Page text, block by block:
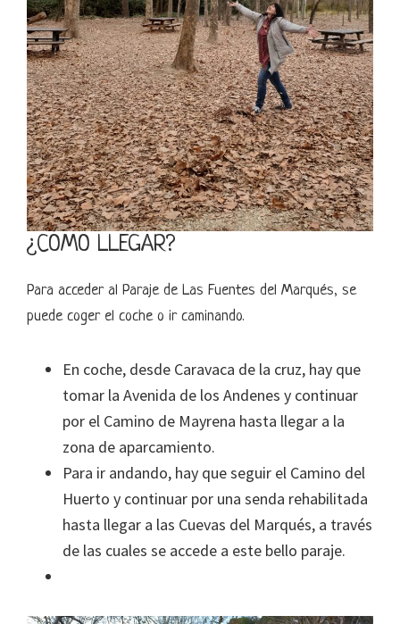
¿CÓMO LLEGAR?
Para acceder al Paraje de Las Fuentes del Marqués, se
puede coger el coche o ir caminando.
En coche, desde Caravaca de la cruz, hay que
tomar la Avenida de los Andenes y continuar
por el Camino de Mayrena hasta llegar a la
zona de aparcamiento.
Para ir andando, hay que seguir el Camino del
Huerto y continuar por una senda rehabilitada
hasta llegar a las Cuevas del Marqués, a través
de las cuales se accede a este bello paraje.